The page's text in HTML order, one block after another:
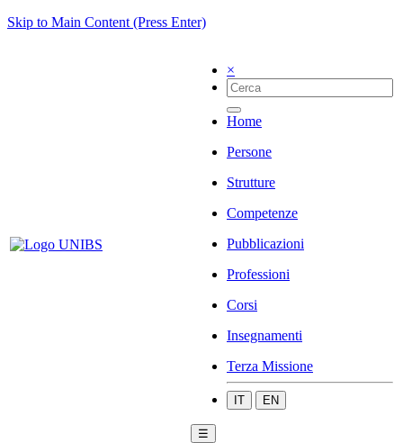
Skip to Main Content (Press Enter)
×
Home
Persone
Strutture
Competenze
Pubblicazioni
Professioni
Corsi
Insegnamenti
Terza Missione
IT EN
☰